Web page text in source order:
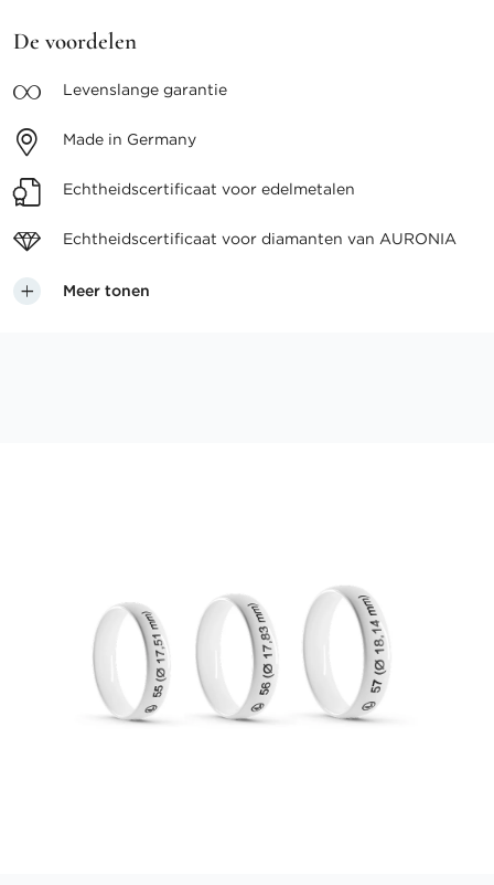
De voordelen
Levenslange garantie
Made in Germany
Echtheidscertificaat voor edelmetalen
Echtheidscertificaat voor diamanten van AURONIA
Meer tonen